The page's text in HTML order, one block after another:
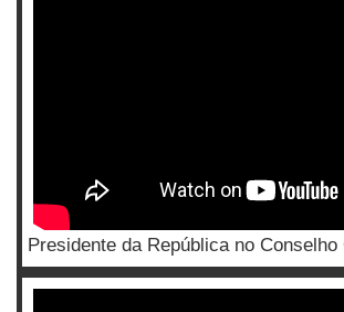
Presidente da República no